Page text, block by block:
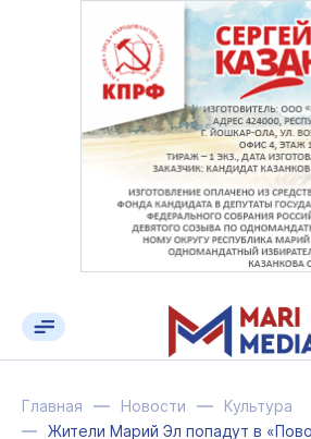
Главная Новости
Культура